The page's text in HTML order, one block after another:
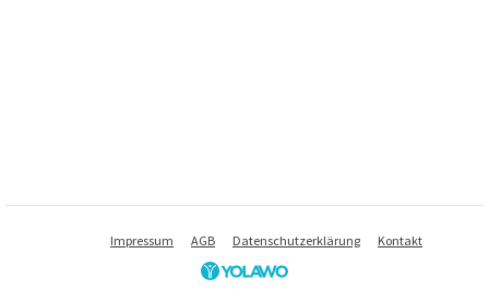
Impressum AGB Datenschutzerklärung Kontakt